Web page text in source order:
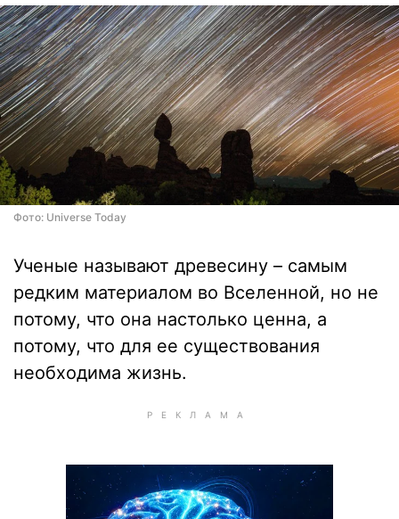
Фото: Universe Today
Ученые называют древесину – самым
редким материалом во Вселенной, но не
потому, что она настолько ценна, а
потому, что для ее существования
необходима жизнь.